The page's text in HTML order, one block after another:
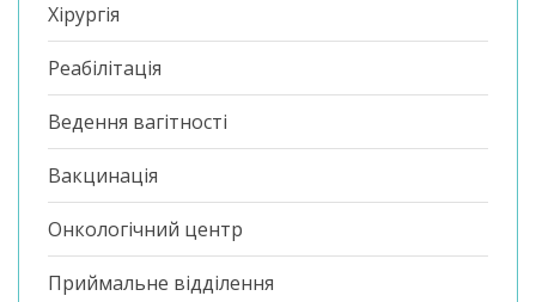
Хірургія
Реабілітація
Ведення вагітності
Вакцинація
Онкологічний центр
Приймальне відділення